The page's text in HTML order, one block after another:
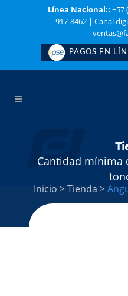
Línea Nacional:: +57
917-8462 | Canal
PAGOS EN
Cantidad mínima
Inicio >Tienda >